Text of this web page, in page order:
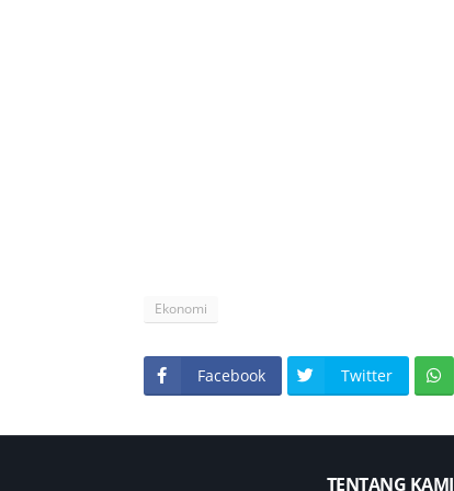
Ekonomi
Facebook Twitter
TENTANG KAMI